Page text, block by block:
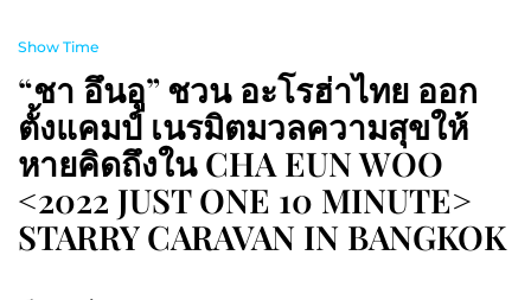
Show Time
“ชา อึนอู” ชวน อะโรฮ่าไทย ออก
ตั้งแคมป์ เนรมิตมวลความสุขให้
หายคิดถึงใน CHA EUN WOO
<2022 JUST ONE 10 MINUTE>
STARRY CARAVAN IN BANGKOK